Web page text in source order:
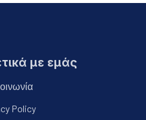
με εμάς
Policy